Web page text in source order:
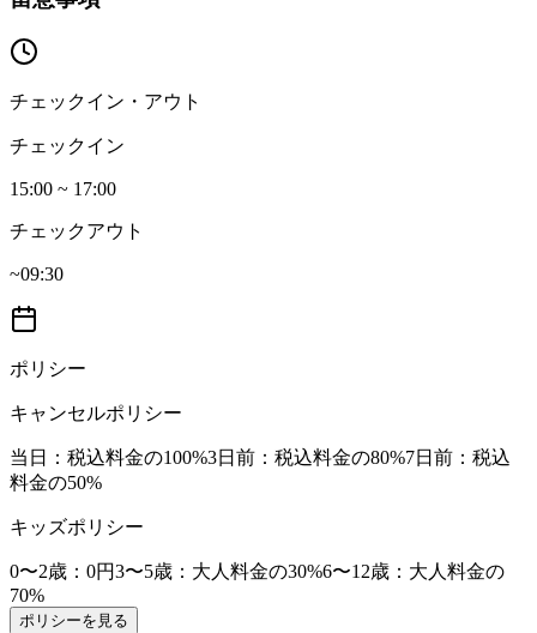
チェックイン・アウト
チェックイン
15:00 ~ 17:00
チェックアウト
~09:30
ポリシー
キャンセルポリシー
当日 ：税込料金の100%3日前 ：税込料金の80%7日前 ：税込
料金の50%
キッズポリシー
0〜2歳 ：0円3〜5歳 ：大人料金の30%6〜12歳 ：大人料金の
70%
ポリシーを見る